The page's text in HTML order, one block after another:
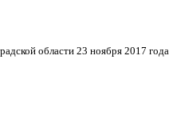
области 23 ноября 2017 года.